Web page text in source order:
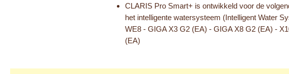
CLARIS Pro Smart+ is ontwikkeld voor de
het intelligente watersysteem (Intelligent Water
WE8 - GIGA X3 G2 (EA) - GIGA X8 G2 (EA) -
(EA)